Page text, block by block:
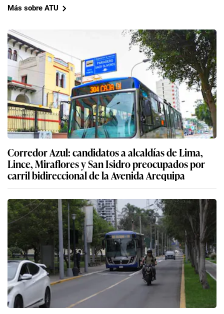
Más sobre ATU
Corredor Azul: candidatos a alcaldías de Lima,
Lince, Miraflores y San Isidro preocupados por
carril bidireccional de la Avenida Arequipa